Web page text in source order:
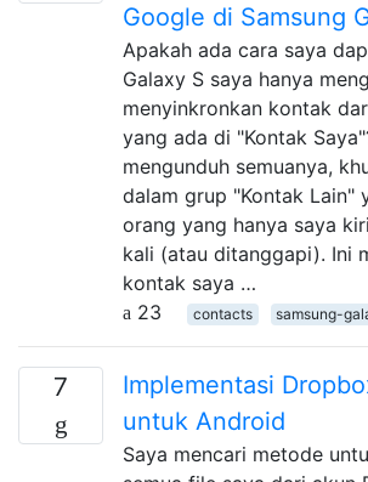
Google di Samsung
Apakah ada cara saya
Galaxy S saya hanya
menyinkronkan kontak
yang ada di "Kontak
mengunduh semuanya,
dalam grup "Kontak Lain"
orang yang hanya saya
kali (atau ditanggapi). Ini
kontak saya …
23
contacts samsung-
7
Implementasi
untuk Android
Saya mencari metode